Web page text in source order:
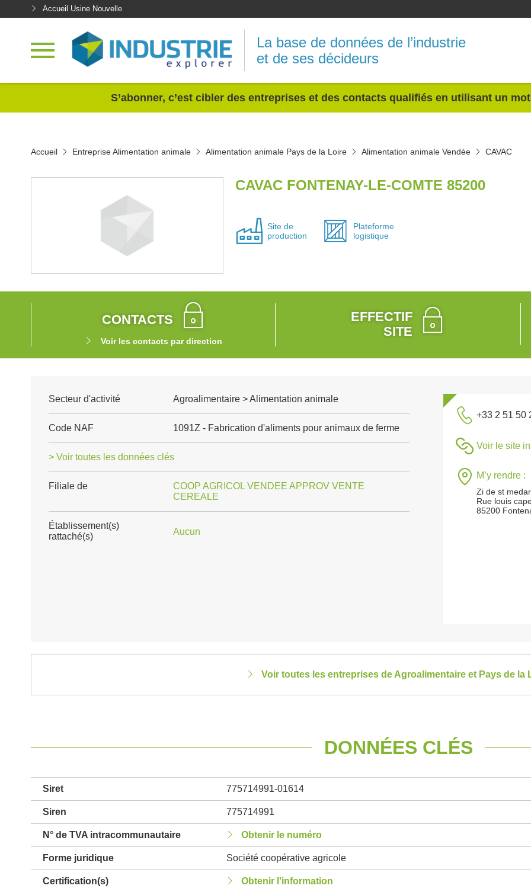
Accueil Usine Nouvelle
La base de données de l’industrie
et de ses décideurs
S’abonner, c’est cibler des entreprises et des contacts qualifiés en utilisant un
Accueil Entreprise Alimentation animale Alimentation animale Pays de la Loire Alimentation animale Vendée CAVAC
CAVAC FONTENAY-LE-COMTE 85200
Site de
production
Plateforme
logistique
CONTACTS
Voir les contacts par direction
EFFECTIF
SITE
Secteur d'activité Agroalimentaire > Alimentation animale
Code NAF 1091Z - Fabrication d'aliments pour animaux de ferme
> Voir toutes les données clés
Filiale de
COOP AGRICOL VENDEE APPROV VENTE
CEREALE
Établissement(s)
rattaché(s)
Aucun
+33 2 51 50
Voir le site
M’y rendre :
Zi de st
Rue louis
85200
Voir toutes les entreprises de Agroalimentaire et Pays de la
DONNÉES CLÉS
Siret 775714991-01614
Siren 775714991
N° de TVA intracommunautaire Obtenir le numéro
Forme juridique Société coopérative agricole
Certification(s) Obtenir l'information